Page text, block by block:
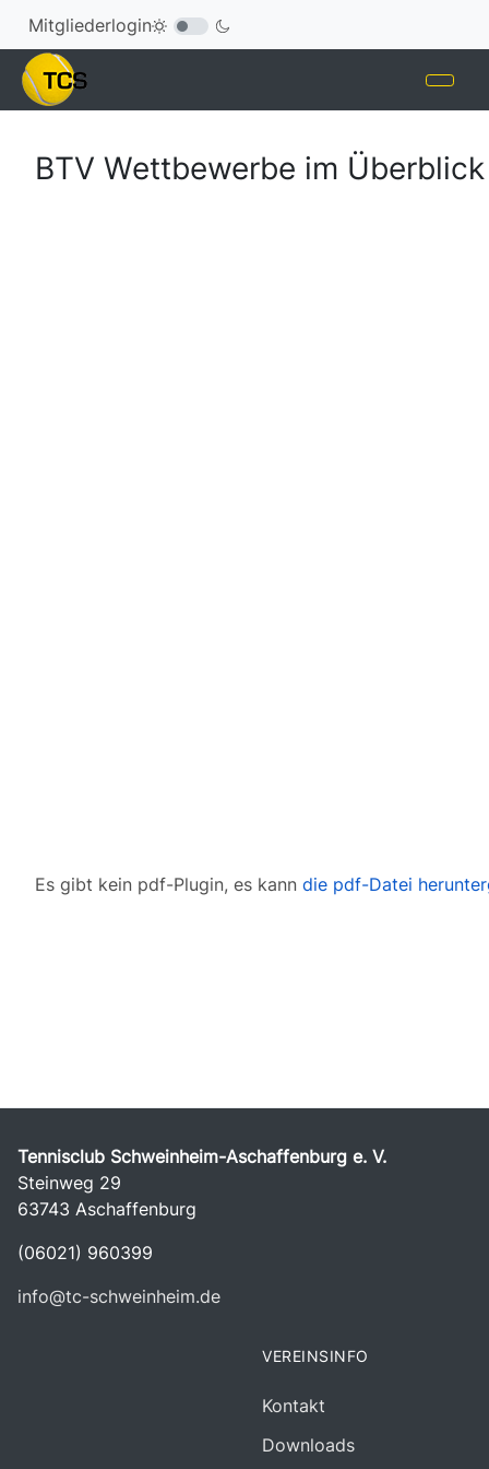
Mitgliederlogin
BTV Wettbewerbe im Überblick
Es gibt kein pdf-Plugin, es kann die pdf-Datei
Tennisclub Schweinheim-Aschaffenburg e. V.
Steinweg 29
63743 Aschaffenburg
(06021) 960399
info@tc-schweinheim.de
VEREINSINFO
Kontakt
Downloads